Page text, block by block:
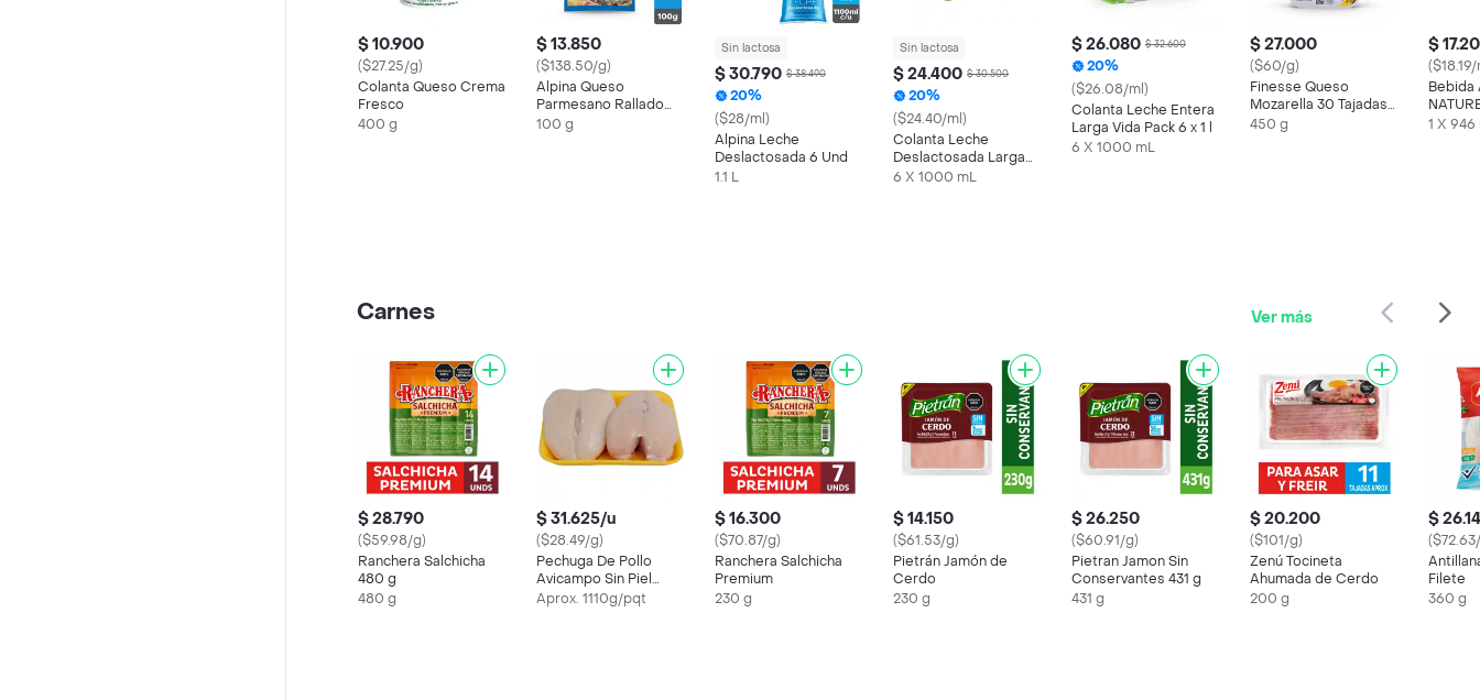
$ 10.900
($27.25/g)
Colanta Queso Crema
Fresco
400 g
$ 13.850
($138.50/g)
Alpina Queso
Parmesano Rallado
100 g
100 g
Sin lactosa
$ 30.790 $ 38.490
20%
($28/ml)
Alpina Leche
Deslactosada 6 Und
1.1 L
Sin lactosa
$ 24.400 $ 30.500
20%
($24.40/ml)
Colanta Leche
Deslactosada Larga
Vida
6 X 1000 mL
$ 26.080 $ 32.600
20%
($26.08/ml)
Colanta Leche Entera
Larga Vida Pack 6 x 1 l
6 X 1000 mL
$ 27.000
($60/g)
Finesse Queso
Mozarella 30 Tajadas
450 g
450 g
$
Bebida
ml
1 X 946
Carnes Ver más
$ 28.790
($59.98/g)
Ranchera Salchicha
480 g
480 g
$ 31.625/u
($28.49/g)
Pechuga De Pollo
Avicampo Sin Piel
Bandeja Familia
Aprox. 1110g/pqt
$ 16.300
($70.87/g)
Ranchera Salchicha
Premium
230 g
$ 14.150
($61.53/g)
Pietrán Jamón de
Cerdo
230 g
$ 26.250
($60.91/g)
Pietran Jamon Sin
Conservantes 431 g
431 g
$ 20.200
($101/g)
Zenú Tocineta
Ahumada de Cerdo
200 g
$
Filete
360 g